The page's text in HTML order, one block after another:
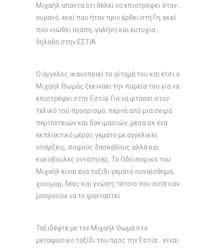
Μιχαήλ απαντά ότι θέλει να επιστρέφει στον…
ουρανό, εκεί που ήταν πριν έρθει στη Γη, εκεί
που νιώθει αγάπη, γαλήνη και ευτυχία…
δηλαδή στην ΕΣΤΙΑ.
Ο άγγελος ικανοποιεί το αίτημά του και έτσι ο
Μιχαήλ Θωμάς ξεκινάει την πορεία του για να
επιστρέψει στην Εστία. Για να φτάσει στον
τελικό του προορισμό, περνά από μια σειρά
περιπετειών και δοκιμασιών, μέσα σε ένα
εκπληκτικό μέρος γεμάτο με αγγελικές
υπάρξεις, σοφούς δασκάλους αλλά και
κακόβουλες οντότητες. Το Οδοιπορικό του
Μιχαήλ είναι ένα ταξίδι γεμάτο συναίσθημα,
χιούμορ, δέος και γνώση, τέτοιο που ούτε καν
μπορούσε να το φανταστεί.
Ταξιδέψτε με τον Μιχαήλ Θωμά στο
μεταφυσικό ταξίδι του προς την Εστία… είναι